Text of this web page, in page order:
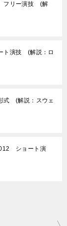
フリー演技 (解
ト演技 (解説：ロ
式 (解説：スウェ
ショート演